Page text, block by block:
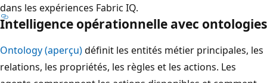
dans les expériences Fabric IQ.
Intelligence opérationnelle avec ontologies
Ontology (aperçu)définit les entités métier principales, les
relations, les propriétés, les règles et les actions. Les